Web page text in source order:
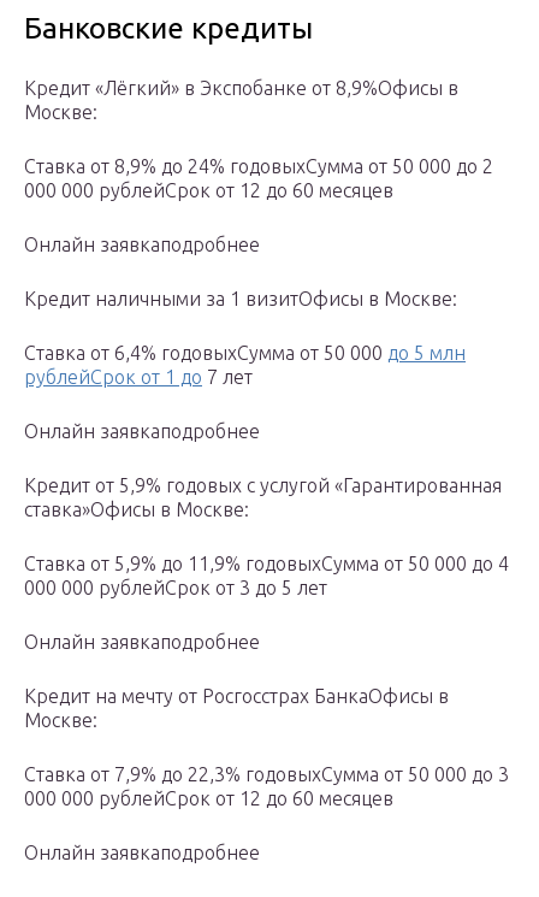
Банковские кредиты
Кредит «Лёгкий» в Экспобанке от 8,9%Офисы в
Москве:
Ставка от 8,9% до 24% годовыхСумма от 50 000 до 2
000 000 рублейСрок от 12 до 60 месяцев
Онлайн заявкаподробнее
Кредит наличными за 1 визитОфисы в Москве:
Ставка от 6,4% годовыхСумма от 50 000 до 5 млн
рублейСрок от 1 до 7 лет
Онлайн заявкаподробнее
Кредит от 5,9% годовых с услугой «Гарантированная
ставка»Офисы в Москве:
Ставка от 5,9% до 11,9% годовыхСумма от 50 000 до 4
000 000 рублейСрок от 3 до 5 лет
Онлайн заявкаподробнее
Кредит на мечту от Росгосстрах БанкаОфисы в
Москве:
Ставка от 7,9% до 22,3% годовыхСумма от 50 000 до 3
000 000 рублейСрок от 12 до 60 месяцев
Онлайн заявкаподробнее